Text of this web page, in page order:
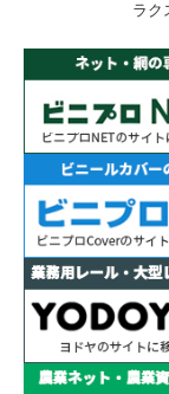
ラク